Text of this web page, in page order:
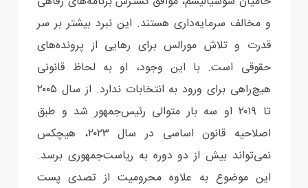
و مخالف سرمایه‌داری هستند. این نبرد بیشتر بر سر
قدرت و تلاش مورالس برای رهایی از پرونده‌های
حقوقی است. با این وجود، او به لحاظ قانونی
هیچ‌راهی برای ورود به انتخابات ندارد. از سال ۲۰۰۵
تا ۲۰۱۹ او سه بار متوالی رئیس‌جمهور شد و طبق
اصلاحیه قانون اساسی در سال ۲۰۲۳، هیچکس
نمی‌تواند بیش از دو دوره به ریاست‌جمهوری برسد.
این موضوع به علاوه محرومیت از تصدی پست